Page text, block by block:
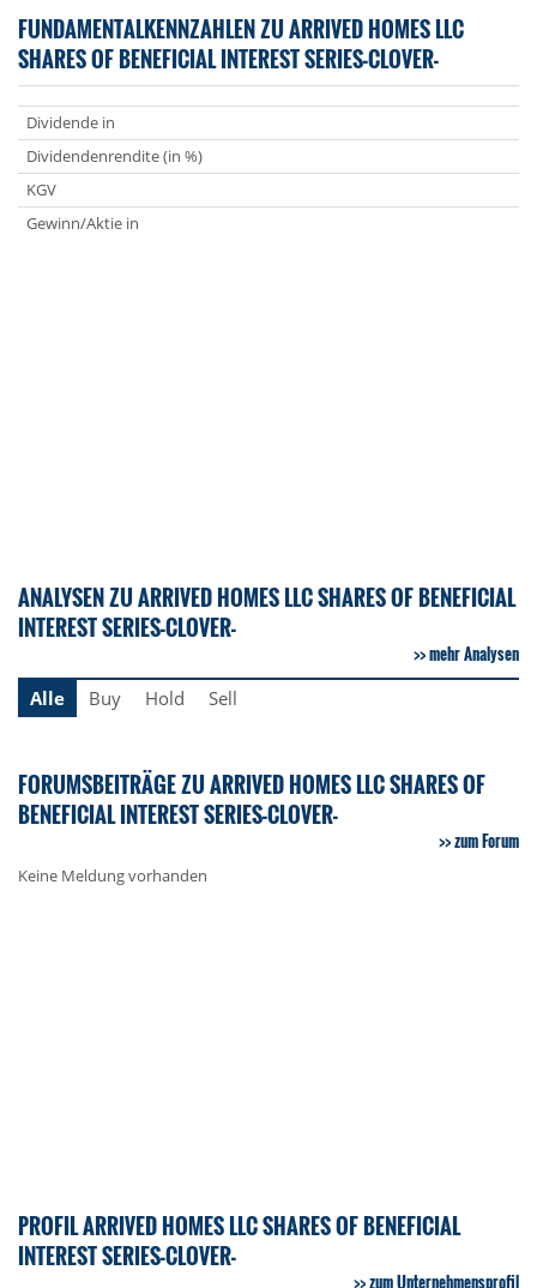
FUNDAMENTALKENNZAHLEN ZU ARRIVED HOMES LLC
SHARES OF BENEFICIAL INTEREST SERIES-CLOVER-
Dividende in
Dividendenrendite (in %)
KGV
Gewinn/Aktie in
ANALYSEN ZU ARRIVED HOMES LLC SHARES OF BENEFICIAL
INTEREST SERIES-CLOVER-
mehr Analysen
Alle
Buy Hold Sell
FORUMSBEITRÄGE ZU ARRIVED HOMES LLC SHARES OF
BENEFICIAL INTEREST SERIES-CLOVER-
zum Forum
Keine Meldung vorhanden
PROFIL ARRIVED HOMES LLC SHARES OF BENEFICIAL
INTEREST SERIES-CLOVER-
zum Unternehmensprofil